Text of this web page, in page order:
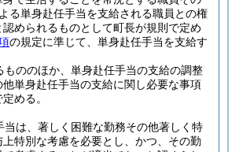
る単身赴任手当を支給される職員との権
められるものとして町長が規則で定め
の規定に準じて、単身赴任手当を支給す
もののほか、単身赴任手当の支給の調整
単身赴任手当の支給に関し必要な事項
める。
当は、著しく困難な勤務その他著しく特
特別な考慮を必要とし、かつ、その勤